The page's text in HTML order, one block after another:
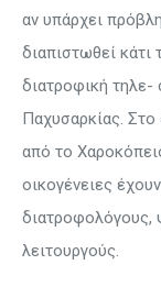
αν υπάρχει
διαπιστωθεί κάτι
διατροφική
Παχυσαρκίας. Στο
από το
οικογένειες
διατροφολόγους,
λειτουργούς.